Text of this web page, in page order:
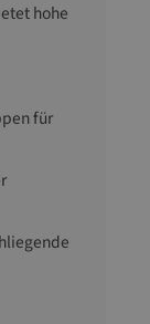
hohe
für